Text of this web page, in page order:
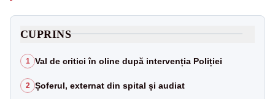
CUPRINS
1 Val de critici în oline după intervenția Poliției
2 Șoferul, externat din spital și audiat